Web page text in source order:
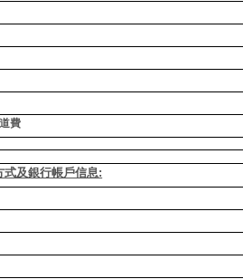
費
及銀行帳戶信息: